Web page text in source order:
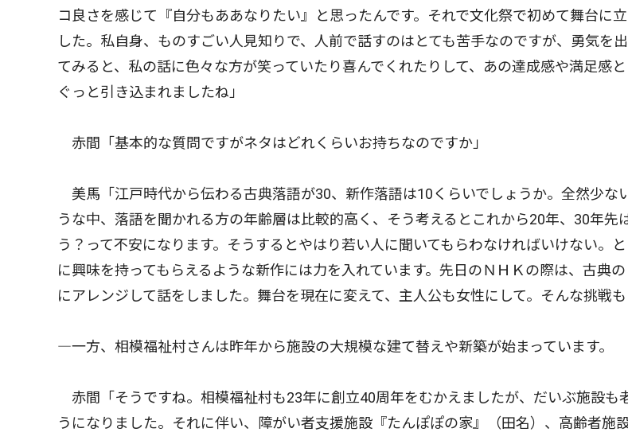
コ良さを感じて『自分もああなりたい』と思ったんです。それで文化祭で初めて舞台に
した。私自身、ものすごい人見知りで、人前で話すのはとても苦手なのですが、勇気を
てみると、私の話に色々な方が笑っていたり喜んでくれたりして、あの達成感や満足感
ぐっと引き込まれましたね」
赤間「基本的な質問ですがネタはどれくらいお持ちなのですか」
美馬「江戸時代から伝わる古典落語が30、新作落語は10くらいでしょうか。全然少な
うな中、落語を聞かれる方の年齢層は比較的高く、そう考えるとこれから20年、30年先
う？って不安になります。そうするとやはり若い人に聞いてもらわなければいけない。
に興味を持ってもらえるような新作には力を入れています。先日のＮＨＫの際は、古典
にアレンジして話をしました。舞台を現在に変えて、主人公も女性にして。そんな挑戦も
―一方、相模福祉村さんは昨年から施設の大規模な建て替えや新築が始まっています。
赤間「そうですね。相模福祉村も23年に創立40周年をむかえましたが、だいぶ施設も
うになりました。それに伴い、障がい者支援施設『たんぽぽの家』（田名）、高齢者施